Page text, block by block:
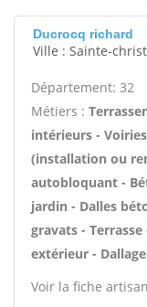
Ducrocq richard
Ville : Sainte-
Département: 32
Métiers :
intérieurs -
(installation ou
autobloquant -
jardin - Dalles
gravats -
extérieur -
Voir la fiche